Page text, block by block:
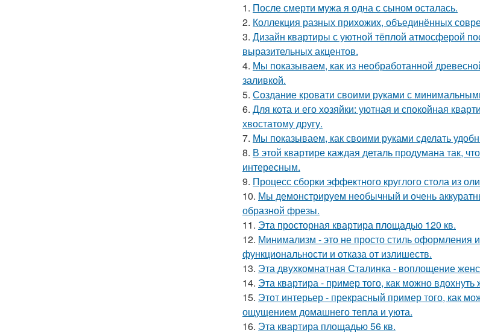
1. После смерти мужа я одна с сыном осталась.
2. Коллекция разных прихожих, объединённых
3. Дизайн квартиры с уютной тёплой атмосферой
выразительных акцентов.
4. Мы показываем, как из необработанной
заливкой.
5. Создание кровати своими руками с
6. Для кота и его хозяйки: уютная и спокойная
хвостатому другу.
7. Мы показываем, как своими руками сделать
8. В этой квартире каждая деталь продумана так,
интересным.
9. Процесс сборки эффектного круглого стола из
10. Мы демонстрируем необычный и очень
образной фрезы.
11. Эта просторная квартира площадью 120 кв.
12. Минимализм - это не просто стиль оформления
функциональности и отказа от излишеств.
13. Эта двухкомнатная Сталинка - воплощение
14. Эта квартира - пример того, как можно
15. Этот интерьер - прекрасный пример того, как
ощущением домашнего тепла и уюта.
16. Эта квартира площадью 56 кв.